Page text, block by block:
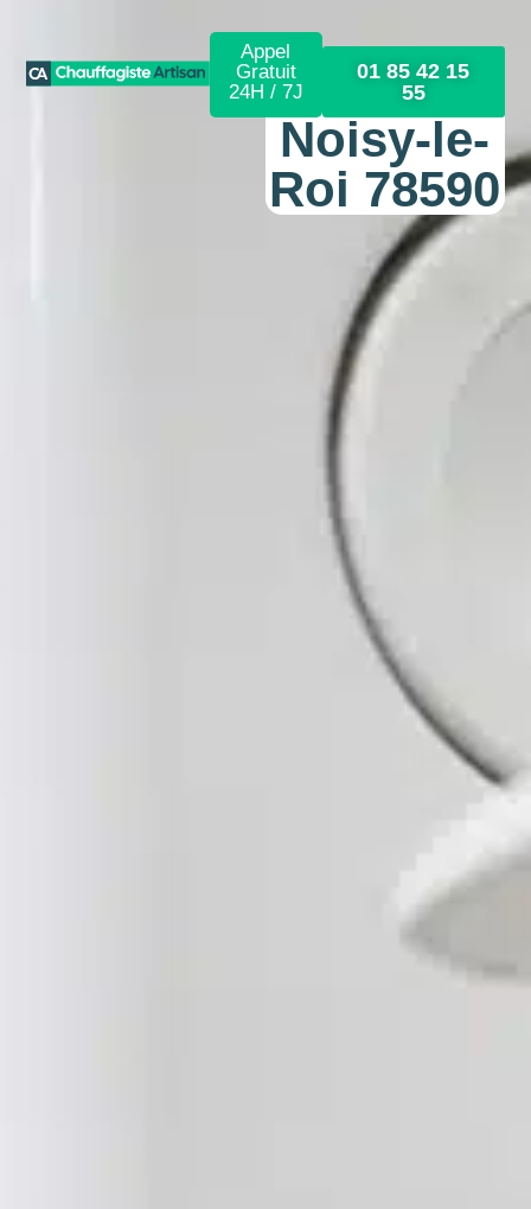
Appel
Gratuit
24H / 7J
01 85 42 15
55
Noisy-le-
Roi 78590